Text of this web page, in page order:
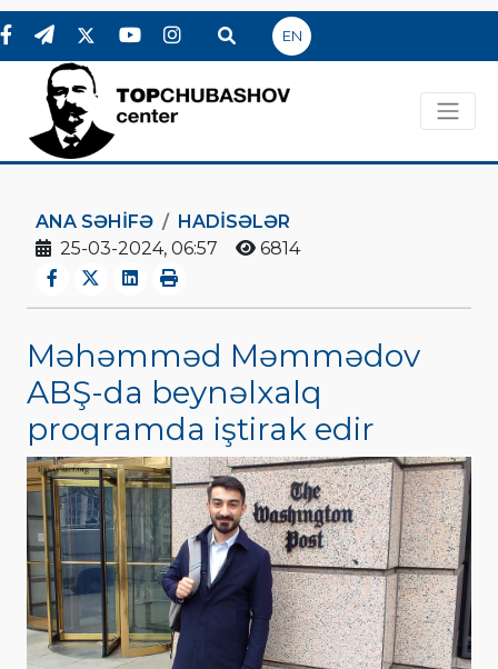
EN
ANA SƏHIFƏ
HADİSƏLƏR
25-03-2024, 06:57
6814
Məhəmməd Məmmədov
ABŞ-da beynəlxalq
proqramda iştirak edir